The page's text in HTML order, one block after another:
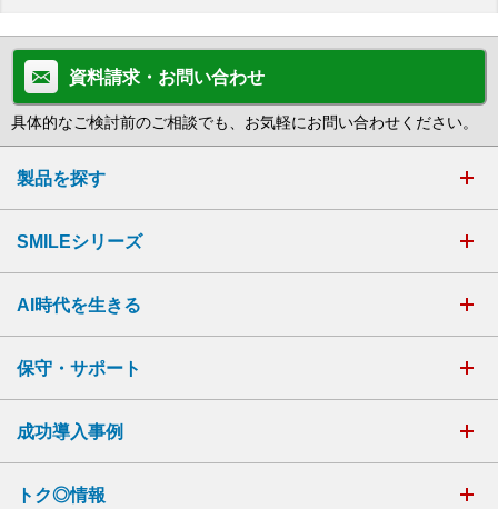
資料請求・お問い合わせ
具体的なご検討前のご相談でも、お気軽にお問い合わせください。
製品を探す
SMILEシリーズ
AI時代を生きる
保守・サポート
成功導入事例
トク◎情報